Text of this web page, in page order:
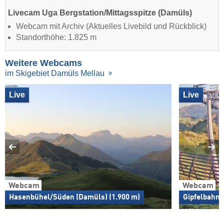
Livecam Uga Bergstation/Mittagsspitze (Damüls)
Webcam mit Archiv (Aktuelles Livebild und Rückblick)
Standorthöhe: 1.825 m
Weitere Webcams
im Skigebiet Damüls Mellau
Webcam
Hasenbühel/Süden (Damüls) (1.900 m)
Live
Webcam
Gipfelbahn/
Live